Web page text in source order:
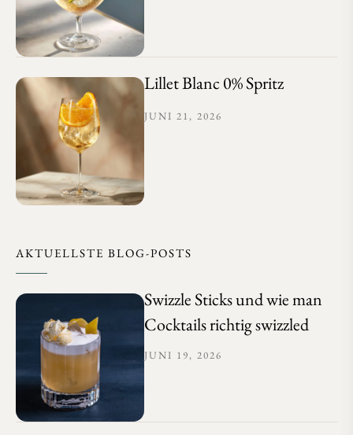
Lillet Blanc 0% Spritz
JUNI 21, 2026
AKTUELLSTE BLOG-POSTS
Swizzle Sticks und wie man
Cocktails richtig swizzled
JUNI 19, 2026